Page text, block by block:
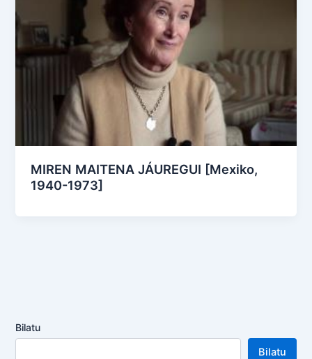
MIREN MAITENA JÁUREGUI [Mexiko,
1940-1973]
Bilatu
Bilatu